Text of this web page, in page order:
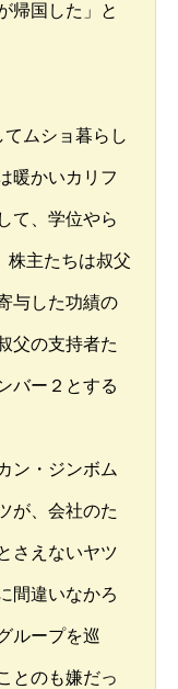
帰国した」と
ムショ暮らし
暖かいカリフ
て、学位やら
株主たちは叔父
与した功績の
父の支持者た
バー２とする
ン・ジンボム
が、会社のた
さえないヤツ
間違いなかろ
ループを巡
とのも嫌だっ